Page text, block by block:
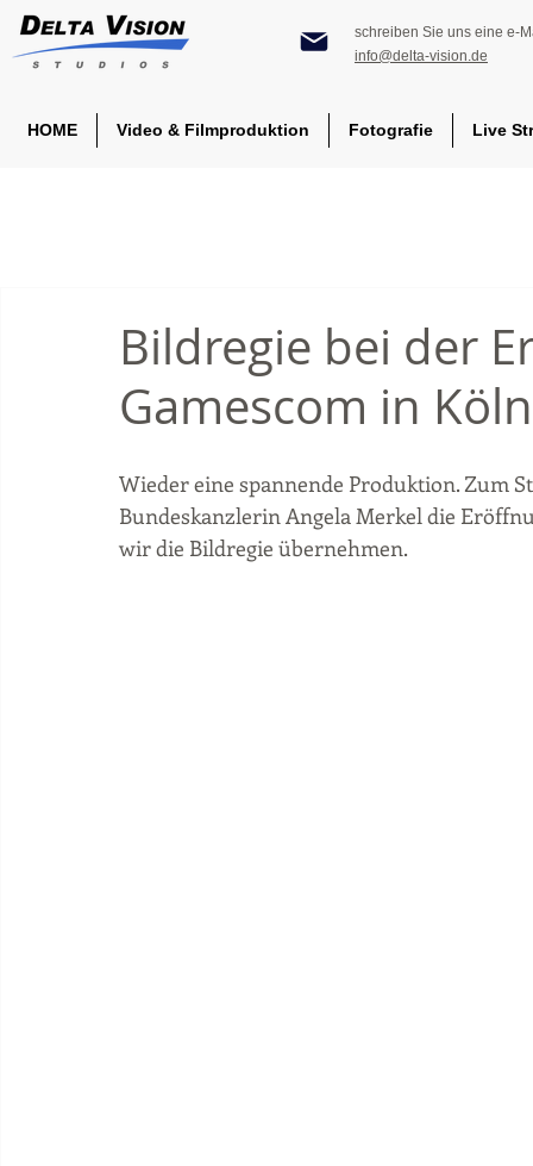
schreiben Sie uns eine e-
info@delta-vision.de
HOME Video & Filmproduktion Fotografie Live
Bildregie bei der
Gamescom in
Wieder eine spannende Produktion. Zum
Bundeskanzlerin Angela Merkel die
wir die Bildregie übernehmen.